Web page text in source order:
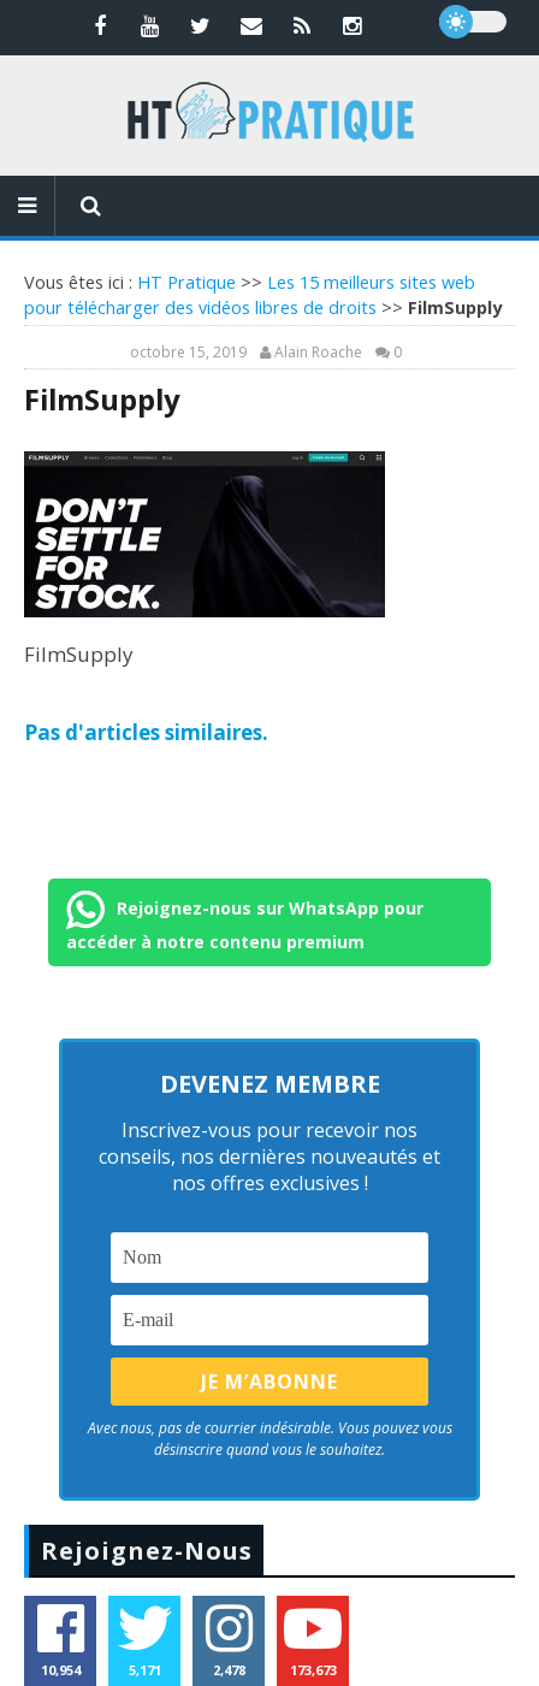
Vous êtes ici : HT Pratique >> Les 15 meilleurs sites web
pour télécharger des vidéos libres de droits >> FilmSupply
octobre 15, 2019 Alain Roache 0
FilmSupply
FilmSupply
Pas d'articles similaires.
Rejoignez-nous sur WhatsApp pour
accéder à notre contenu premium
DEVENEZ MEMBRE
Inscrivez-vous pour recevoir nos
conseils, nos dernières nouveautés et
nos offres exclusives !
Avec nous, pas de courrier indésirable. Vous pouvez vous
désinscrire quand vous le souhaitez.
Rejoignez-Nous
10,954 5,171 2,478 173,673